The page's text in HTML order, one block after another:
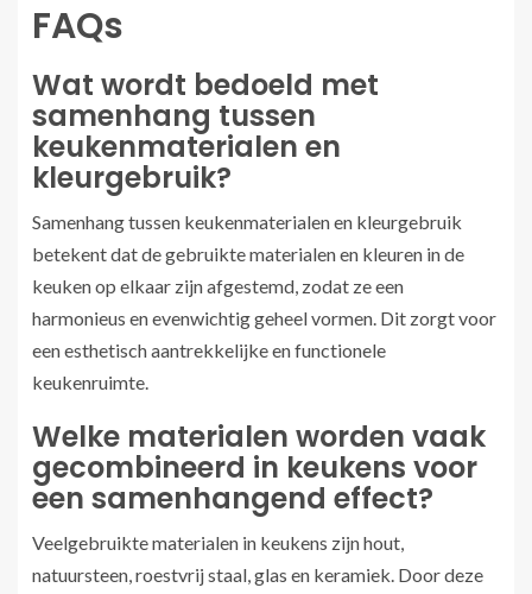
FAQs
Wat wordt bedoeld met
samenhang tussen
keukenmaterialen en
kleurgebruik?
Samenhang tussen keukenmaterialen en kleurgebruik
betekent dat de gebruikte materialen en kleuren in de
keuken op elkaar zijn afgestemd, zodat ze een
harmonieus en evenwichtig geheel vormen. Dit zorgt voor
een esthetisch aantrekkelijke en functionele
keukenruimte.
Welke materialen worden vaak
gecombineerd in keukens voor
een samenhangend effect?
Veelgebruikte materialen in keukens zijn hout,
natuursteen, roestvrij staal, glas en keramiek. Door deze